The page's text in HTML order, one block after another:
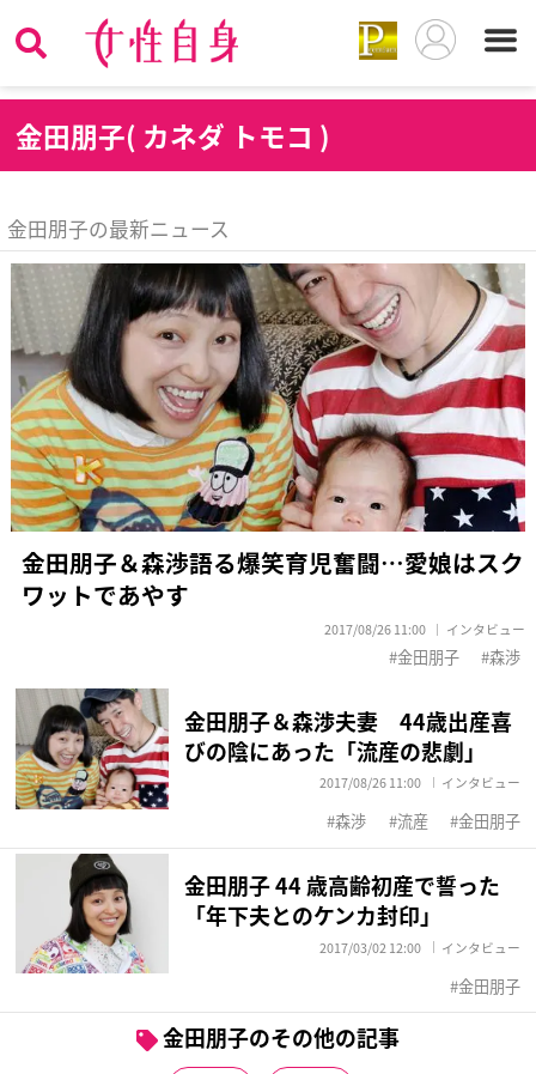
金田朋子( カネダ トモコ )
金田朋子の最新ニュース
金田朋子＆森渉語る爆笑育児奮闘…愛娘はスク
ワットであやす
2017/08/26 11:00 インタビュー
金田朋子 森渉
金田朋子＆森渉夫妻 44歳出産喜
びの陰にあった「流産の悲劇」
2017/08/26 11:00 インタビュー
森渉 流産 金田朋子
金田朋子 44 歳高齢初産で誓った
「年下夫とのケンカ封印」
2017/03/02 12:00 インタビュー
金田朋子
金田朋子のその他の記事